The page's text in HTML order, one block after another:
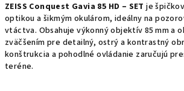
ZEISS Conquest Gavia 85 HD – SET je
optikou a šikmým okulárom, ideálny na
vtáctva. Obsahuje výkonný objektív 85 mm a
zväčšením pre detailný, ostrý a kontrastný
konštrukcia a pohodlné ovládanie zaručujú
teréne.